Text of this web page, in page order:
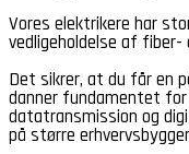
Vores elektrikere har
vedligeholdelse af
Det sikrer, at du får en
danner fundamentet
datatransmission og
på større